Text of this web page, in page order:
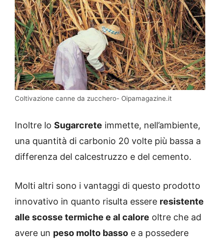
Coltivazione canne da zucchero- Oipamagazine.it
Inoltre lo Sugarcrete immette, nell’ambiente,
una quantità di carbonio 20 volte più bassa a
differenza del calcestruzzo e del cemento.
Molti altri sono i vantaggi di questo prodotto
innovativo in quanto risulta essere resistente
alle scosse termiche e al calore oltre che ad
avere un peso molto basso e a possedere